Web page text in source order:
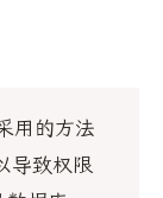
用的方法
导致权限